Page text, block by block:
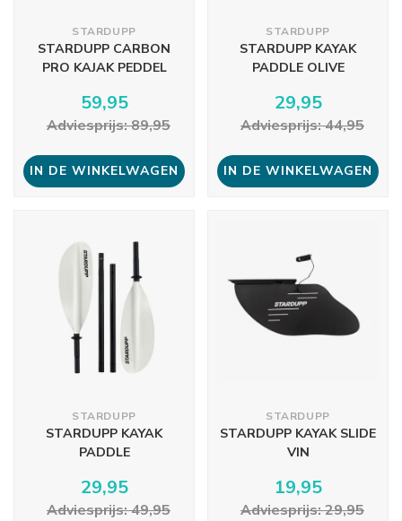
STARDUPP
STARDUPP CARBON
PRO KAJAK PEDDEL
59,95
Adviesprijs: 89,95
IN DE WINKELWAGEN
STARDUPP
STARDUPP KAYAK
PADDLE OLIVE
29,95
Adviesprijs: 44,95
IN DE WINKELWAGEN
STARDUPP
STARDUPP KAYAK
PADDLE
29,95
Adviesprijs: 49,95
STARDUPP
STARDUPP KAYAK SLIDE
VIN
19,95
Adviesprijs: 29,95